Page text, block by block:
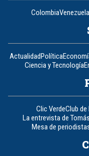
ColombiaVenezuela
ActualidadPolítica
Ciencia y Tecnología
Clic VerdeClub de
La entrevista de
Mesa de